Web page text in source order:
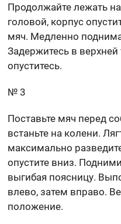
Продолжайте лежать
головой, корпус
мяч. Медленно
Задержитесь в
опуститесь.
№ 3
Поставьте мяч перед
встаньте на колени.
максимально
опустите вниз.
выгибая поясницу.
влево, затем вправо.
положение.